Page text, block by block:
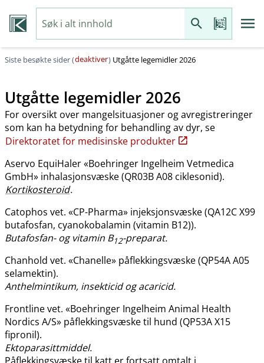
Siste besøkte sider (deaktiver) Utgåtte legemidler 2026
Utgåtte legemidler 2026
For oversikt over mangelsituasjoner og avregistreringer
som kan ha betydning for behandling av dyr, se
Direktoratet for medisinske produkter
Aservo EquiHaler «Boehringer Ingelheim Vetmedica
GmbH» inhalasjonsvæske (QR03B A08 ciklesonid).
Kortikosteroid.
Catophos vet. «CP-Pharma» injeksjonsvæske (QA12C X99
butafosfan, cyanokobalamin (vitamin B12)).
Butafosfan- og vitamin B12-preparat.
Chanhold vet. «Chanelle» påflekkingsvæske (QP54A A05
selamektin).
Anthelmintikum, insekticid og acaricid.
Frontline vet. «Boehringer Ingelheim Animal Health
Nordics A​/​S» påflekkingsvæske til hund (QP53A X15
fipronil).
Ektoparasittmiddel.